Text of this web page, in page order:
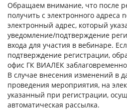
Обращаем внимание, что после
получить с электронного
электронный адрес, который
уведомление/подтверждение
входа для участия в вебинаре.
подтверждение регистрации,
офис ГК ВИАЛЕК
В случае внесения изменений в
проведения мероприятия, на
указанный при регистрации,
автоматическая рассылка.